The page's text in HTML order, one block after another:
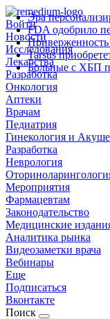
Войти
Новости
Исследования
Лекарства
Разработка
Онкология
Аптеки
Врачам
Педиатрия
Гинекология и
Разработка
Неврология
Мероприятия
Фармацевтам
Законодательство
Медицинские
Аналитика рынка
Видеозаметки врача
Вебинары
Еще
Подписаться
Вконтакте
Поиск
Эра
FDA одобрило
Приверженность
Tarsus
Больные с ХБП